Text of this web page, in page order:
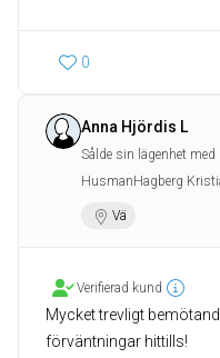
0
Anna Hjördis L
Sålde sin lägenhet med
HusmanHagberg
Vä
Verifierad kund
Mycket trevligt
förväntningar hittills!